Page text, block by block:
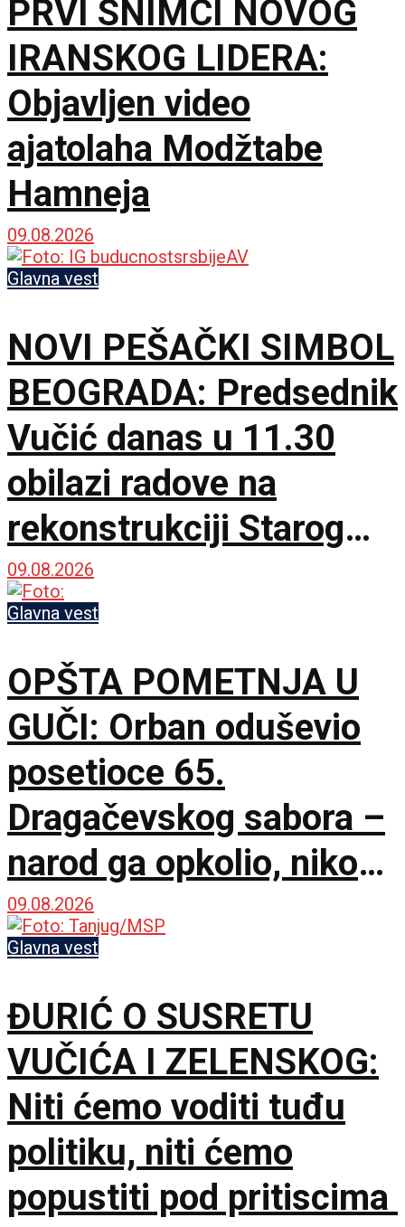
PRVI SNIMCI NOVOG
IRANSKOG LIDERA:
Objavljen video
ajatolaha Modžtabe
Hamneja
09.08.2026
Glavna vest
NOVI PEŠAČKI SIMBOL
BEOGRADA: Predsednik
Vučić danas u 11.30
obilazi radove na
rekonstrukciji Starog
železničkog mosta
09.08.2026
Glavna vest
OPŠTA POMETNJA U
GUČI: Orban oduševio
posetioce 65.
Dragačevskog sabora –
narod ga opkolio, niko
ne veruje koliko je
opušten
09.08.2026
Glavna vest
ĐURIĆ O SUSRETU
VUČIĆA I ZELENSKOG:
Niti ćemo voditi tuđu
politiku, niti ćemo
popustiti pod pritiscima